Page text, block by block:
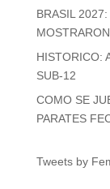
BRASIL
HISTORICO:
SUB-12
COMO SE
PARATES
Tweets by